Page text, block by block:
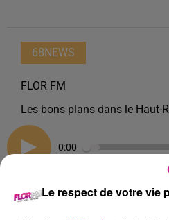
68NEWS
FLOR FM
Les bons plans dans le Haut-
0:00
14 septembre 2022 - 2 min 47 sec
Le respect de votre vie